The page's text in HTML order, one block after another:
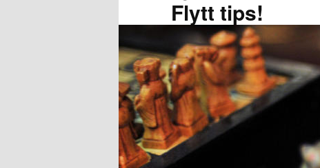
Flytt tips!